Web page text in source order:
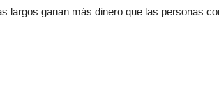
largos ganan más dinero que las personas